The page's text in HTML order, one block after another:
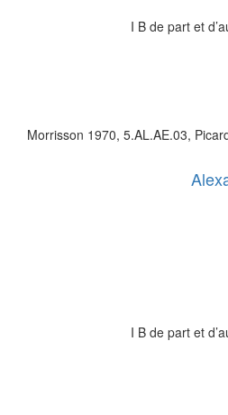
I B de part et
Morrisson 1970, 5.AL.AE.03,
I B de part et